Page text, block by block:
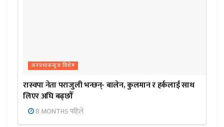
जनप्रभाबन्युज विशेष
रास्वपा नेता पराजुली भन्छन्- बालेन, कुलमान र हर्कलाई साथ
लिएर अघि बढ्छौँ
8 MONTHS पहिले